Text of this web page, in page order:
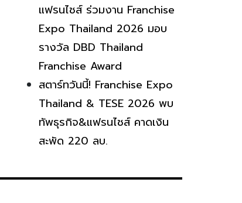
แฟรนไชส์ ร่วมงาน Franchise
Expo Thailand 2026 มอบ
รางวัล DBD Thailand
Franchise Award
สตาร์ทวันนี้! Franchise Expo
Thailand & TESE 2026 พบ
ทัพธุรกิจ&แฟรนไชส์ คาดเงิน
สะพัด 220 ลบ.